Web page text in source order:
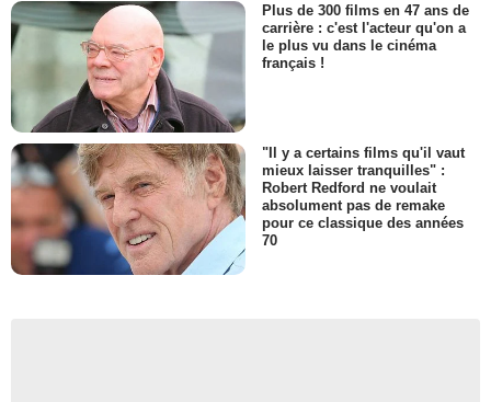
Plus de 300 films en 47 ans de
carrière : c'est l'acteur qu'on a
le plus vu dans le cinéma
français !
"Il y a certains films qu'il vaut
mieux laisser tranquilles" :
Robert Redford ne voulait
absolument pas de remake
pour ce classique des années
70